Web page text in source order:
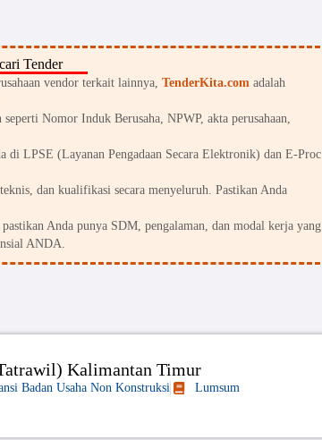
Tender
vendor terkait lainnya, TenderKita.com adalah
Nomor Induk Berusaha, NPWP, akta perusahaan,
di LPSE (Layanan Pengadaan Secara Elektronik) dan E-Proc
dan kualifikasi secara menyeluruh. Pastikan Anda
Anda punya SDM, pengalaman, dan modal kerja yang
ANDA.
Kalimantan Timur
Badan Usaha Non Konstruksi Lumsum